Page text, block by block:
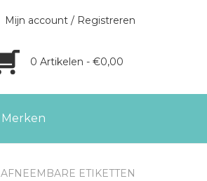
Mijn account / Registreren
0 Artikelen - €0,00
Merken
AFNEEMBARE ETIKETTEN